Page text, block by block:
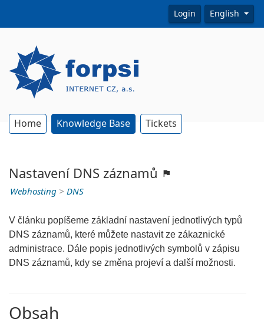
Login English
Home Knowledge Base Tickets
Nastavení DNS záznamů
Webhosting > DNS
V článku popíšeme základní nastavení jednotlivých typů
DNS záznamů, které můžete nastavit ze zákaznické
administrace. Dále popis jednotlivých symbolů v zápisu
DNS záznamů, kdy se změna projeví a další možnosti.
Obsah